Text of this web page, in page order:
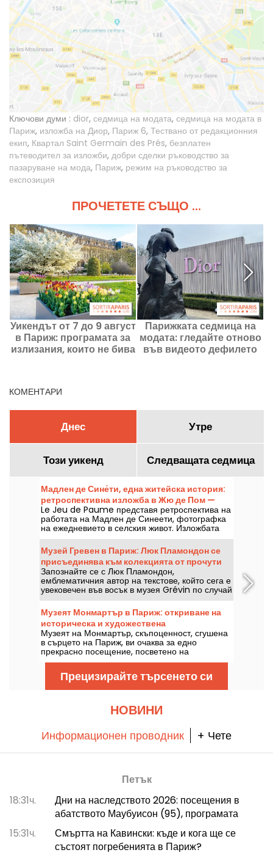
Ключови думи : dior, седмица на модата, седмица на модата в
Париж, изложба на Диор, Париж 6, Тествано от редакционния
екип, Квартал Saint Germain des Prés, безплатен
пътеводител за изложби, добри сделки ръководство за
пазаруване на мода, Париж, режим на ръководство за
експозиция
ПРОЧЕТЕТЕ СЪЩО ...
Уикендът от 7 до 9 август
в Париж: програмата за
излизания, които не бива
Парижката седмица на
модата: гледайте отново
във видеото дефилето
КОМЕНТАРИ
Днес Утре
Този уикенд Следващата седмица
Мадлен де Сине́ти, една житейска история:
ретроспективна изложба в Жю де Пом —
нашите снимки
Le Jeu de Paume представя ретроспектива на
работата на Мадлен де Синеети, фотографка
на ежедневието в селския живот. Изложбата
«Une vie» може да бъде разгледана от 12 юни
до 27 септември 2026 г.
Музей Гревен в Париж: Люк Пламондон се
присъединява към колекцията от прочути
личности
Запознайте се с Люк Пламондон,
емблематичния автор на текстове, който сега е
увековечен във восък в музея Grévin по случай
25-годишнината на Нотр Дам дьо Пари.
Музеят Монмартър в Париж: откриване на
историческа и художествена
съкровищница
Музеят на Монмартър, скъпоценност, сгушена
в сърцето на Париж, ви очаква за едно
прекрасно посещение, посветено на
известните художници от този район.
Запознайте се с увлекателната история на
този музей в 18-и район, в който се намират
творби на художници като Огюст Реноар и
годишно този музей предлага незабравимо
пътешествие из изкуството и културата на
Прецизирайте търсенето си
НОВИНИ
Информационен проводник + Чете
Петък
18:31ч.
Дни на наследството 2026: посещения в
абатството Маубуисон (95), програмата
15:31ч.
Смъртта на Кавински: къде и кога ще се
състоят погребенията в Париж?